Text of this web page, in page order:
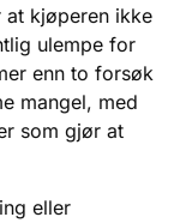
kjøperen ikke
ulempe for
enn to forsøk
mangel, med
som gjør at
eller